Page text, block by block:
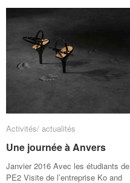
« Gyproc »
« Gyproc »
Activités/ actualités
Une journée à Anvers
Janvier 2016 Avec les étudiants de
PE2 Visite de l’entreprise Ko and
Activités/ actualités
Une journée à Anvers